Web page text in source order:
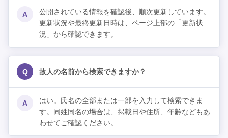
A
公開されている情報を確認後、順次更新しています。
更新状況や最終更新日時は、ページ上部の「更新状
況」から確認できます。
Q 故人の名前から検索できますか？
A
はい。氏名の全部または一部を入力して検索できま
す。同姓同名の場合は、掲載日や住所、年齢などもあ
わせてご確認ください。